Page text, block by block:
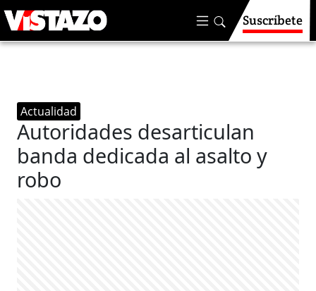
Suscríbete
Actualidad
Autoridades desarticulan
banda dedicada al asalto y
robo